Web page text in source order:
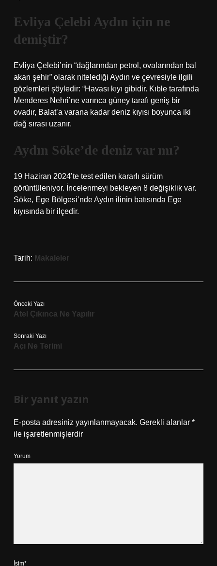
Evliya Çelebi Aydın için ne
demiştir?
Evliya Çelebi’nin “dağlarından petrol, ovalarından bal
akan şehir” olarak nitelediği Aydın ve çevresiyle ilgili
gözlemleri şöyledir: “Havası kıyı gibidir. Kıble tarafında
Menderes Nehri’ne varınca güney tarafı geniş bir
ovadır, Balat’a varana kadar deniz kıyısı boyunca iki
dağ sırası uzanır.
Aydın Söke’de deniz var mı?
19 Haziran 2024’te test edilen kararlı sürüm
görüntüleniyor. İncelenmeyi bekleyen 8 değişiklik var.
Söke, Ege Bölgesi’nde Aydın ilinin batısında Ege
kıyısında bir ilçedir.
Tarih: Makaleler
Önceki Yazı
Atel Çıkınca Ne Yapılır
Sonraki Yazı
Açı Ne Terimi
Bir yanıt yazın
E-posta adresiniz yayınlanmayacak. Gerekli alanlar *
ile işaretlenmişlerdir
Yorum
İsim*